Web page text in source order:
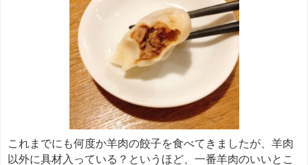
これまでにも何度か羊肉の餃子を食べてきましたが、羊肉
以外に具材入っている？というほど、一番羊肉のいいとこ